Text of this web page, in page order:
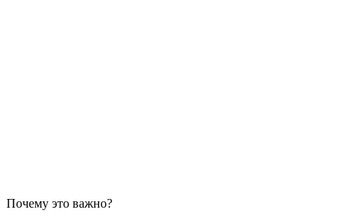
Почему это важно?